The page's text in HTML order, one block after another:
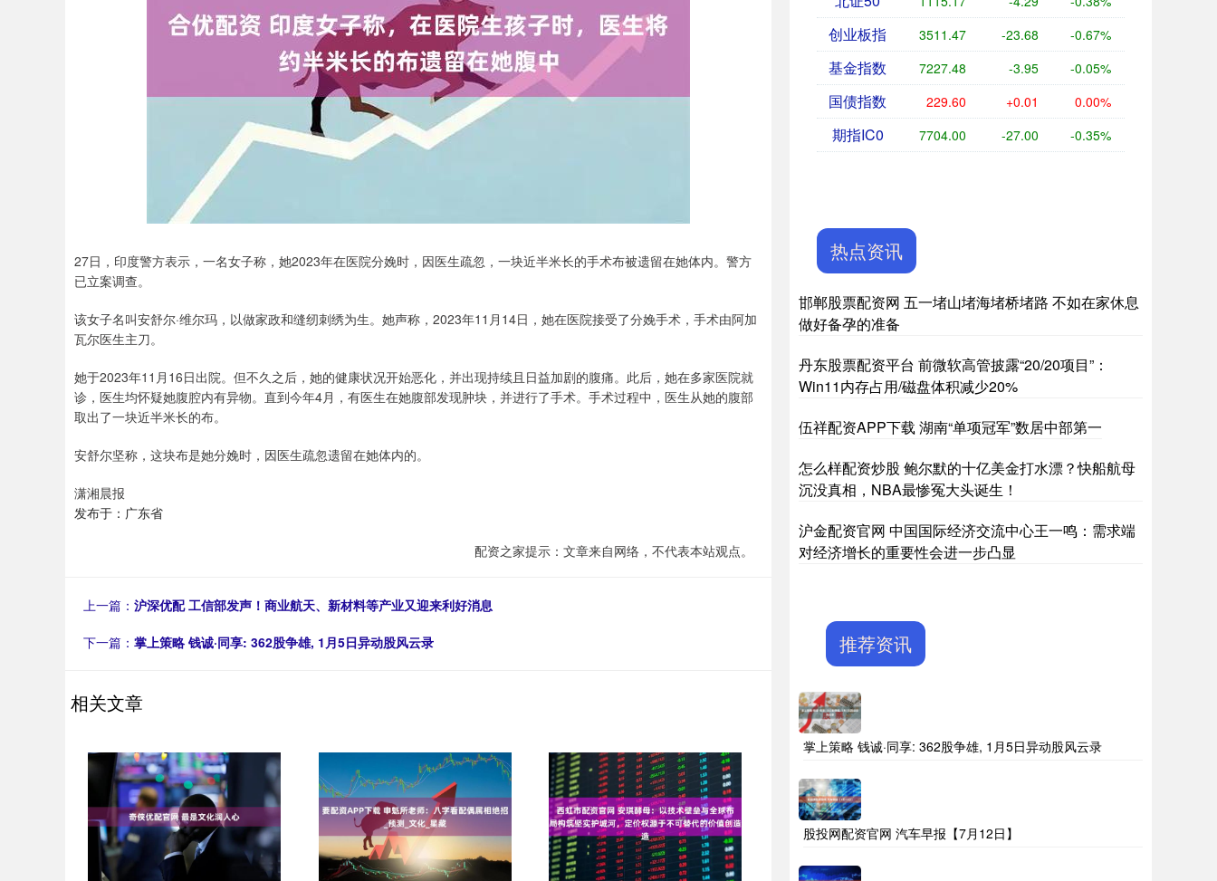
27日，印度警方表示，一名女子称，她2023年在医院分娩时，因医生疏忽，一块近半米长的手术布被遗留在她体内。警方
已立案调查。
该女子名叫安舒尔·维尔玛，以做家政和缝纫刺绣为生。她声称，2023年11月14日，她在医院接受了分娩手术，手术由阿加
瓦尔医生主刀。
她于2023年11月16日出院。但不久之后，她的健康状况开始恶化，并出现持续且日益加剧的腹痛。此后，她在多家医院就
诊，医生均怀疑她腹腔内有异物。直到今年4月，有医生在她腹部发现肿块，并进行了手术。手术过程中，医生从她的腹部
取出了一块近半米长的布。
安舒尔坚称，这块布是她分娩时，因医生疏忽遗留在她体内的。
潇湘晨报
发布于：广东省
配资之家提示：文章来自网络，不代表本站观点。
上一篇： 沪深优配 工信部发声！商业航天、新材料等产业又迎来利好消息
下一篇： 掌上策略 钱诚·同享: 362股争雄, 1月5日异动股风云录
相关文章
创业板指 3511.47 -23.68 -0.67%
基金指数 7227.48 -3.95 -0.05%
国债指数 229.60 +0.01 0.00%
期指IC0 7704.00 -27.00 -0.35%
热点资讯
邯郸股票配资网 五一堵山堵海堵桥堵路 不如在家休息
做好备孕的准备
丹东股票配资平台 前微软高管披露“20/20项目”：
Win11内存占用/磁盘体积减少20%
伍祥配资APP下载 湖南“单项冠军”数居中部第一
怎么样配资炒股 鲍尔默的十亿美金打水漂？快船航母
沉没真相，NBA最惨冤大头诞生！
沪金配资官网 中国国际经济交流中心王一鸣：需求端
对经济增长的重要性会进一步凸显
推荐资讯
掌上策略 钱诚·同享: 362股争雄, 1月5日异动股风云录
股投网配资官网 汽车早报【7月12日】